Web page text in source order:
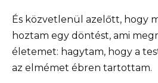
És közvetlenül azelőtt, hogy
hoztam egy döntést, ami
életemet: hagytam, hogy a
az elmémet ébren tartottam.